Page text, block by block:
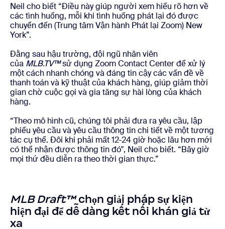
Neil cho biết “Điều này giúp người xem hiểu rõ hơn về
các tình huống, mỗi khi tình huống phát lại đó được
chuyển đến (Trung tâm Vận hành Phát lại Zoom) New
York”.
Đằng sau hậu trường, đội ngũ nhân viên
của MLB.TV™sử dụng Zoom Contact Center để xử lý
một cách nhanh chóng và đáng tin cậy các vấn đề về
thanh toán và kỹ thuật của khách hàng, giúp giảm thời
gian chờ cuộc gọi và gia tăng sự hài lòng của khách
hàng.
“Theo mô hình cũ, chúng tôi phải đưa ra yêu cầu, lập
phiếu yêu cầu và yêu cầu thông tin chi tiết về một tương
tác cụ thể. Đôi khi phải mất 12-24 giờ hoặc lâu hơn mới
có thể nhận được thông tin đó", Neil cho biết. “Bây giờ
mọi thứ đều diễn ra theo thời gian thực.”
MLB Draft™chọn giải pháp sự kiện
hiện đại để dễ dàng kết nối khán giả từ
xa